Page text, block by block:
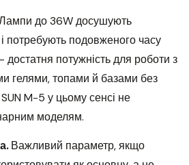
до 36W досушують
потребують подовженого часу
достатня потужність для роботи з
гелями, топами й базами без
SUN M-5 у цьому сенсі не
моделям.
Важливий параметр, якщо